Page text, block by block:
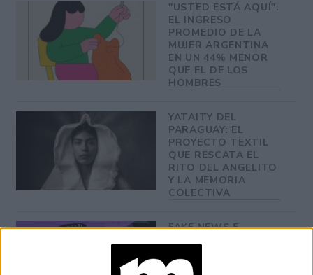
"USTED ESTÁ AQUÍ":
EL INGRESO
PROMEDIO DE LA
MUJER ARGENTINA
EN UN 44% MENOR
QUE EL DE LOS
HOMBRES
YATAITY DEL
PARAGUAY: EL
PROYECTO TEXTIL
QUE RESCATA EL
RITO DEL ANGELITO
Y LA MEMORIA
COLECTIVA
FAKE NEWS E
QUÉ YA NO